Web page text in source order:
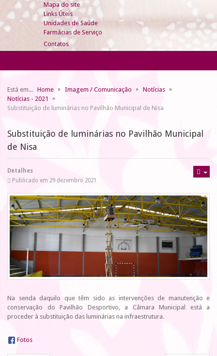
Mapa do site
Links Úteis
Unidades de Saúde
Farmácias de Serviço
Contatos
Está em... Home Imagem / Comunicação
Notícias
Notícias - 2021
Substituição de luminárias no Pavilhão Municipal de Nisa
Substituição de luminárias no Pavilhão Municipal
de Nisa
Detalhes
Publicado em 29 dezembro 2021
Na senda daquilo que têm sido as intervenções de manutenção e
conservação do Pavilhão Desportivo, a Câmara Municipal está a
proceder à substituição das luminárias na infraestrutura.
Fotos